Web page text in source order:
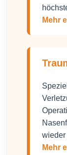
Mehr
wieder
Mehr